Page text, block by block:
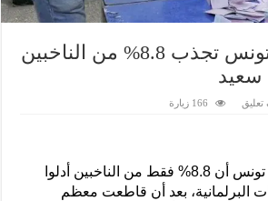
الانتخابات في تونس تجذب 8.8% من الناخبين
سعيد
166 زيارة
أعلنت السلطات في تونس أن 8.8% فقط من الناخبين أدلوا
البرلمانية، بعد أن قاطعت معظم